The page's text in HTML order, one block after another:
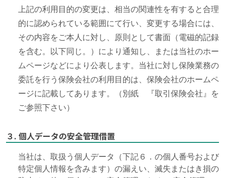
上記の利用目的の変更は、相当の関連性を有すると合理
的に認められている範囲にて行い、変更する場合には、
その内容をご本人に対し、原則として書面（電磁的記録
を含む。以下同じ。）により通知し、または当社のホー
ムページなどにより公表します。当社に対し保険業務の
委託を行う保険会社の利用目的は、保険会社のホームペ
ージに記載してあります。（別紙 『取引保険会社』を
ご参照下さい）
３. 個人データの安全管理借置
当社は、取扱う個人データ（下記６．の個人番号および
特定個人情報を含みます）の漏えい、滅失またはき損の